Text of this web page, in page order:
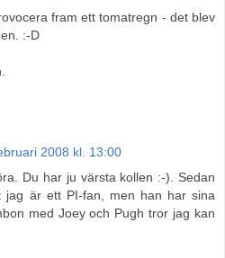
fram ett tomatregn - det blev
:-D
2008 kl. 13:00
Du har ju värsta kollen :-). Sedan
jag är ett PI-fan, men han har sina
med Joey och Pugh tror jag kan